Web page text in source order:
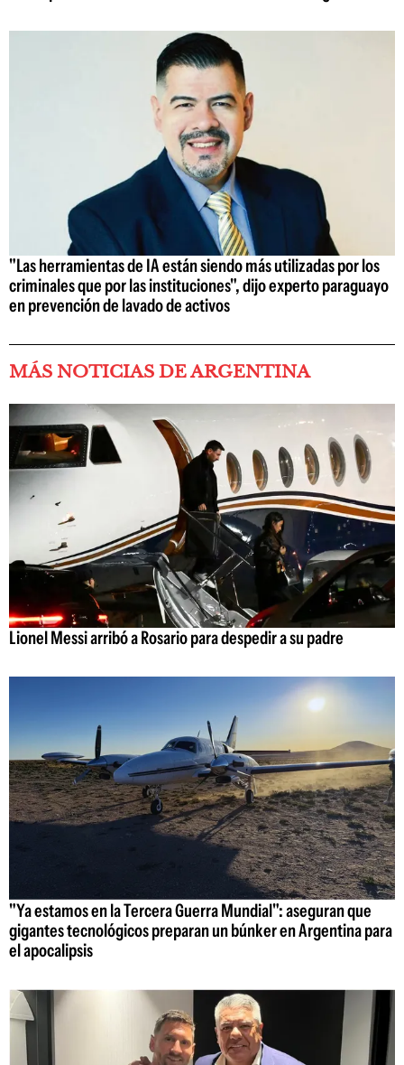
"Las herramientas de IA están siendo más utilizadas por los
criminales que por las instituciones", dijo experto paraguayo
en prevención de lavado de activos
MÁS NOTICIAS DE ARGENTINA
Lionel Messi arribó a Rosario para despedir a su padre
"Ya estamos en la Tercera Guerra Mundial": aseguran que
gigantes tecnológicos preparan un búnker en Argentina para
el apocalipsis